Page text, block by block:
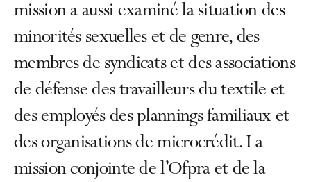
mission a aussi examiné la situation des
minorités sexuelles et de genre, des
membres de syndicats et des associations
de défense des travailleurs du textile et
des employés des plannings familiaux et
des organisations de microcrédit. La
mission conjointe de l’Ofpra et de la